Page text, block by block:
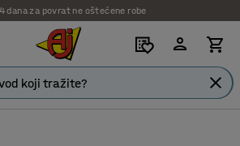
14 dana za povrat ne oštećene robe
7 godina garancije